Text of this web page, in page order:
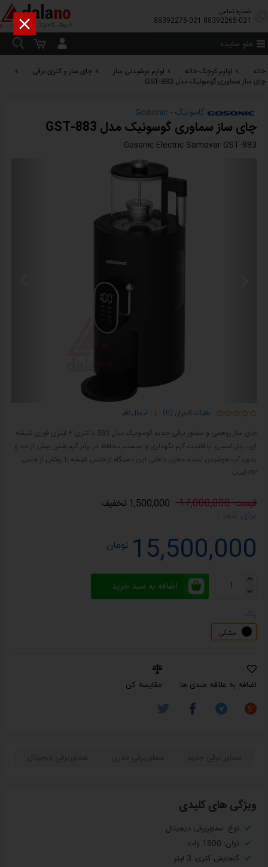
شماره تماس
88392265-021
88392275-021
منو سایت
خانه لوازم کوچک خانه لوازم نوشیدنی ساز
چای ساز و کتری برقی
چای ساز سماوری گوسونیک مدل GST-883
گاسونیک - Gosonic
چای ساز سماوری گوسونیک مدل GST-883
Gosonic Electric Samovar GST-883
نظرات کاربران (0) | ارسال نظر
چای ساز روهمی و سماور برقی جدید گوسونیک مدل 883 با کتری ۳ لیتری قوری شیشه
ای ، پنل لمسی، با قابلیت گرم نگهداری و سیستم محافظ در برابر گرم شدن بیش از حد و
بدون آب جوشیدن است، مخزن داخلی این دستگاه از جنس شیشه با روکش از جنس
PP است.
قیمت: 17,000,000 1,500,000 تخفیف
15,500,000 تومان
اضافه به سبد خرید
مشکی
اضافه به علاقه مندی ها مقایسه کن
سماور برقی جدید سماوربرقی مدرن سماوربرقی دیجیتال
ویژگی های کلیدی
نوع: سماوربرقی دیجیتال
توان: 1800 وات
گنجایش کتری: 3 لیتر
